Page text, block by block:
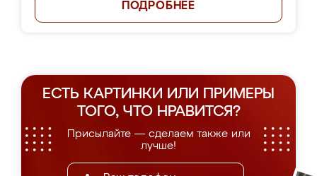
ПОДРОБНЕЕ
ЕСТЬ КАРТИНКИ ИЛИ ПРИМЕРЫ
ТОГО, ЧТО НРАВИТСЯ?
Присылайте — сделаем также или
лучше!